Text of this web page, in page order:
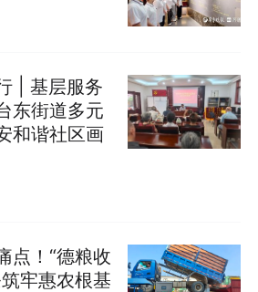
| 基层服务
东街道多元
和谐社区画
点！“德粮收
牢惠农根基